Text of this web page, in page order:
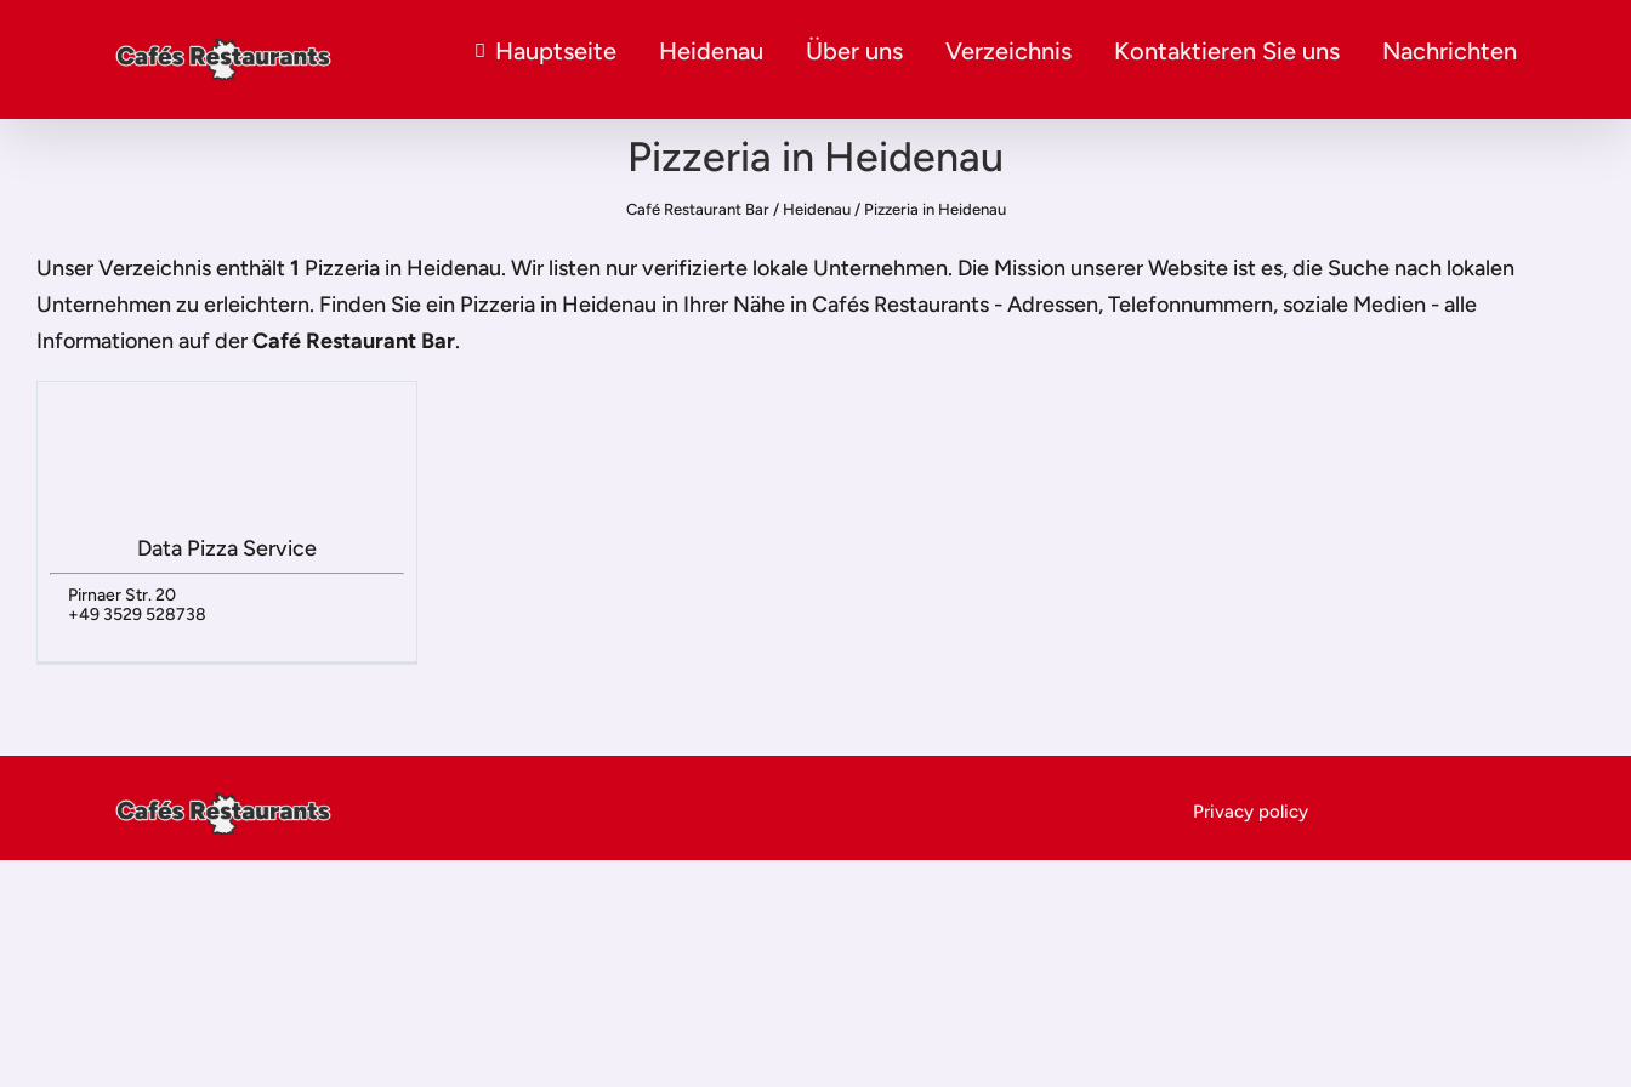
Hauptseite Heidenau Über uns Verzeichnis Kontaktieren Sie uns Nachrichten
Pizzeria in Heidenau
Café Restaurant Bar/ Heidenau/ Pizzeria in Heidenau
Unser Verzeichnis enthält1 Pizzeria in Heidenau. Wir listen nur verifizierte lokale Unternehmen. Die Mission unserer Website ist es, die Suche nach lokalen
Unternehmen zu erleichtern. Finden Sie ein Pizzeria in Heidenau in Ihrer Nähe in Cafés Restaurants - Adressen, Telefonnummern, soziale Medien - alle
Informationen auf derCafé Restaurant Bar.
Data Pizza Service
Pirnaer Str. 20
+49 3529 528738
Privacy policy